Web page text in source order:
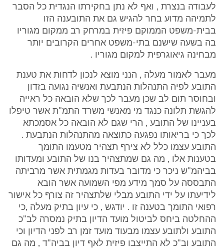
לעבודה בנצרת , ואף לא נתן בחקירתו הנגדית כל הסבר
לתמיהה מדוע בחר להגיש גם את התובענה הזו
בבית-משפט הממוקם פיזית במרחק רב ממקום מגוריו
בה בשעה שישנם בתי-משפט אחרים הקרובים יותר
מבחינה גיאוגרפית למקום מגוריו .
מעבר לאמור מעלה , הנני מוצא לנכון לדחות את טענת
התובע לפיה התנהלות הנתבעת ואנשיה נגועה בזדון
ובחוסר תום לב שכן מעבר לכך שלא הובאה כל ראייה
להגשת תלונה כנגד מי מאנשי משרד התמ"ת אשר טיפלו
בעניינו של התובע , הרי שגם לא הובאה כל אסמכתא
לכך כי בריאותו נפגעה כתוצאה מהתנהלות הנתבעת .
התובע עצמו כלל לא צירף תצהיר מטעמו התומך
בטענות אלו , מה גם שמתצהיר בנו של התובע ומעדותו
בביהמ"ש ניכר כי מדובר בעדות מגמתית אשר מרביתה
התבססה על סמך מידע מפי השמועה אשר הובא
לידיעתו על ידי התובע מבלי שלתצהיר זה צורף כל אישור
רפואי התומך בטענה זו . יודגש , כי עיון בתיק מעלה ,כי
ההחלטה ביחס לביטול מועד הדיון בתיק נמסרה לב"כ
התובע ולתובע עצמו מבעוד מועד זמן רב לפני הדיון וכי
התובע וב"כ לא התייצבו פיזית לאף דיון בביה"ד , מה גם